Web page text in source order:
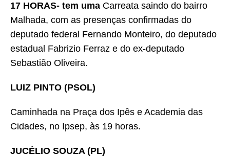
17 HORAS- tem uma Carreata saindo do bairro
Malhada, com as presenças confirmadas do
deputado federal Fernando Monteiro, do deputado
estadual Fabrizio Ferraz e do ex-deputado
Sebastião Oliveira.
LUIZ PINTO (PSOL)
Caminhada na Praça dos Ipês e Academia das
Cidades, no Ipsep, às 19 horas.
JUCÉLIO SOUZA (PL)